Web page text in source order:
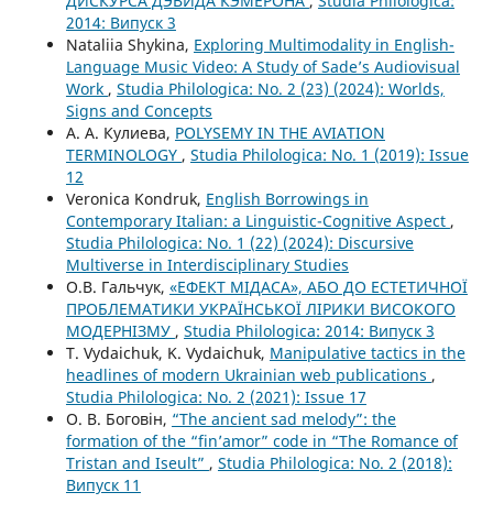
2014: Випуск 3
Nataliia Shykina, Exploring Multimodality in English-
Language Music Video: A Study of Sade’s Audiovisual
Work , Studia Philologica: No. 2 (23) (2024): Worlds,
Signs and Concepts
А. А. Кулиева, POLYSEMY IN THE AVIATION
TERMINOLOGY , Studia Philologica: No. 1 (2019): Issue
12
Veronica Kondruk, English Borrowings in
Contemporary Italian: a Linguistic-Cognitive Aspect ,
Studia Philologica: No. 1 (22) (2024): Discursive
Multiverse in Interdisciplinary Studies
О.В. Гальчук, «ЕФЕКТ МІДАСА», АБО ДО ЕСТЕТИЧНОЇ
ПРОБЛЕМАТИКИ УКРАЇНСЬКОЇ ЛІРИКИ ВИСОКОГО
МОДЕРНІЗМУ , Studia Philologica: 2014: Випуск 3
T. Vydaichuk, K. Vydaichuk, Manipulative tactics in the
headlines of modern Ukrainian web publications ,
Studia Philologica: No. 2 (2021): Issue 17
О. В. Боговін, “The ancient sad melody”: the
formation of the “fin’amor” code in “The Romance of
Tristan and Iseult” , Studia Philologica: No. 2 (2018):
Випуск 11